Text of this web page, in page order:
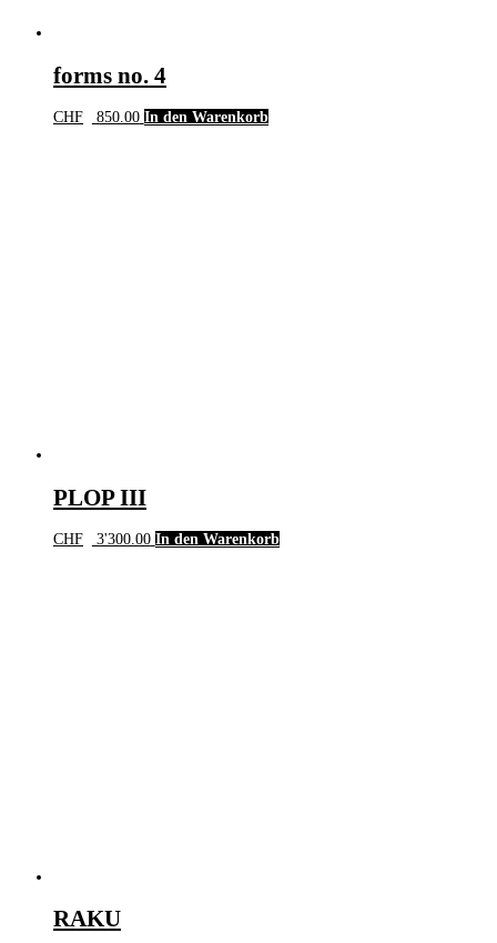
forms no. 4
CHF 850.00 In den Warenkorb
PLOP III
CHF 3'300.00 In den Warenkorb
RAKU